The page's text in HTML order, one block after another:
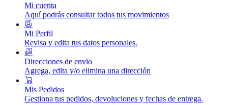
Mi cuenta
Aquí podrás consultar todos tus movimientos
Mi Perfil
Revisa y edita tus datos personales.
Direcciones de envio
Agrega, edita y/o elimina una dirección
Mis Pedidos
Gestiona tus pedidos, devoluciones y fechas de entrega.